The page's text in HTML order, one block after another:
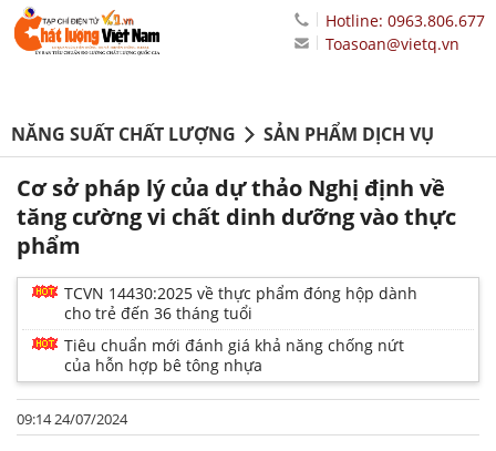
Hotline: 0963.806.677
Toasoan@vietq.vn
NĂNG SUẤT CHẤT LƯỢNG SẢN PHẨM DỊCH VỤ
Cơ sở pháp lý của dự thảo Nghị định về
tăng cường vi chất dinh dưỡng vào thực
phẩm
TCVN 14430:2025 về thực phẩm đóng hộp dành
cho trẻ đến 36 tháng tuổi
Tiêu chuẩn mới đánh giá khả năng chống nứt
của hỗn hợp bê tông nhựa
09:14 24/07/2024